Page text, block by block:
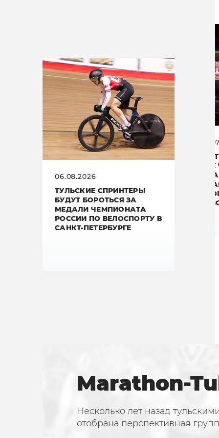
06.08.2026
ТУЛЬСКИЕ СПРИНТЕРЫ
БУДУТ БОРОТЬСЯ ЗА
МЕДАЛИ ЧЕМПИОНАТА
РОССИИ ПО ВЕЛОСПОРТУ В
САНКТ-ПЕТЕРБУРГЕ
ОТ
—
Marathon-
Несколько лет назад
отобрана перспективная